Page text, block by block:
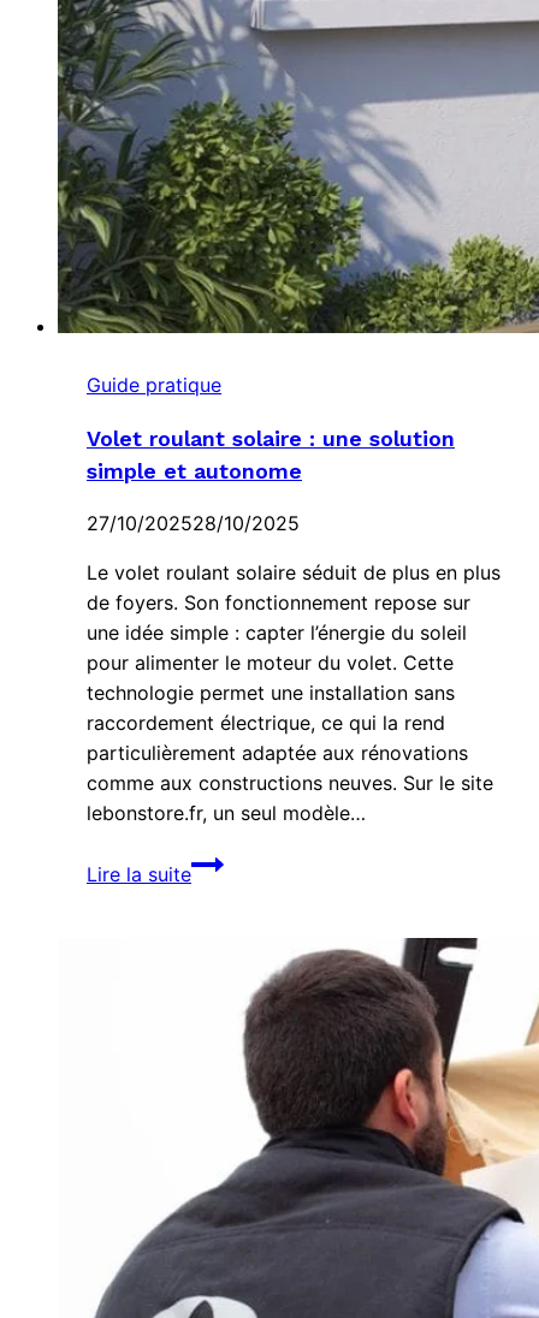
Guide pratique
Volet roulant solaire : une solution
simple et autonome
27/10/202528/10/2025
Le volet roulant solaire séduit de plus en plus
de foyers. Son fonctionnement repose sur
une idée simple : capter l’énergie du soleil
pour alimenter le moteur du volet. Cette
technologie permet une installation sans
raccordement électrique, ce qui la rend
particulièrement adaptée aux rénovations
comme aux constructions neuves. Sur le site
lebonstore.fr, un seul modèle…
Lire la suite
Volet
roulant
solution
simple
autonome